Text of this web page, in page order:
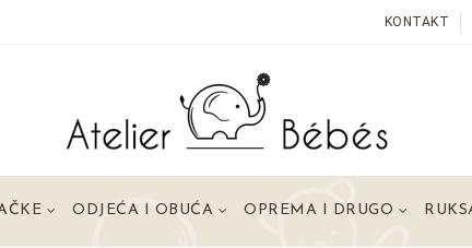
KONTAKT
ODJEĆA I OBUĆA OPREMA I DRUGO